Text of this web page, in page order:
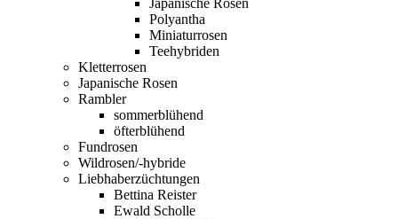
Japanische Rosen
Polyantha
Miniaturrosen
Teehybriden
Kletterrosen
Japanische Rosen
Rambler
sommerblühend
öfterblühend
Fundrosen
Wildrosen/-hybride
Liebhaberzüchtungen
Bettina Reister
Ewald Scholle